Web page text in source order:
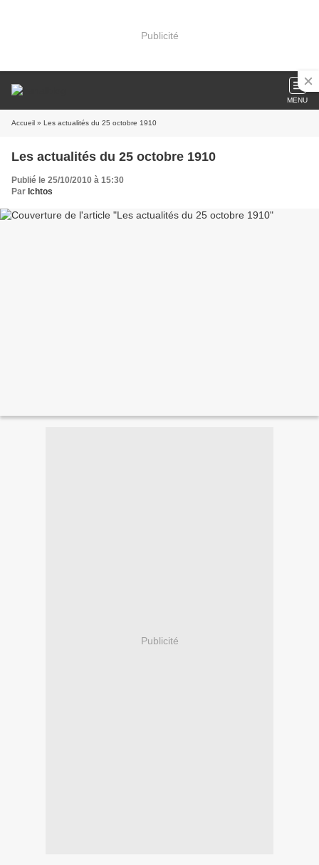
Publicité
MENU
Accueil » Les actualités du 25 octobre 1910
Les actualités du 25 octobre 1910
Publié le 25/10/2010 à 15:30
Par Ichtos
Publicité